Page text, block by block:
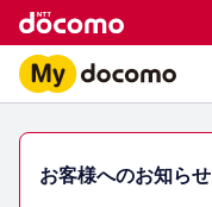
お客様へのお知らせ